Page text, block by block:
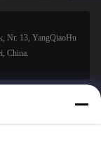
Nr. 13, YangQiaoHu
China.